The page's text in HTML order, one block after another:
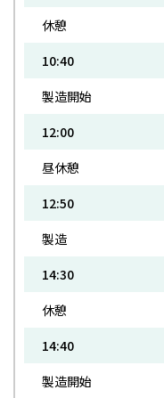
休憩
10:40
製造開始
12:00
昼休憩
12:50
製造
14:30
休憩
14:40
製造開始